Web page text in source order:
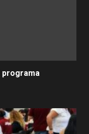
programa